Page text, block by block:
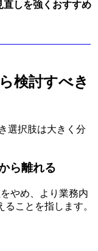
直しを強くおすすめ
検討すべき
選択肢は大きく分
ら離れる
やめ、より業務内
ことを指します。